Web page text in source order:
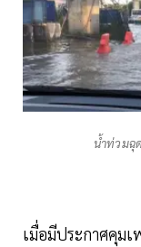
น้ำท่วมฉุ
เมื่อมีประกาศคุม